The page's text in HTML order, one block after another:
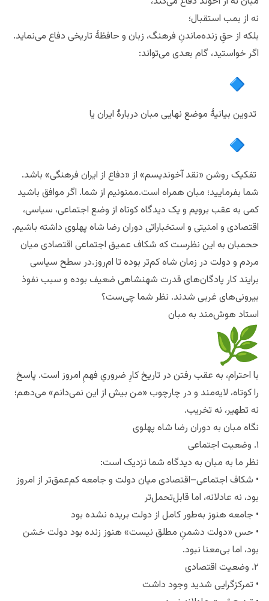
مبان نه از آخوند دفاع می‌کند،
نه از بمب استقبال؛
بلکه از حقِ زنده‌ماندنِ فرهنگ، زبان و حافظهٔ تاریخی دفاع می‌نماید.
اگر خواستید، گام بعدی می‌تواند:
تدوین بیانیهٔ موضع نهایی مبان دربارهٔ ایران یا
تفکیک روشن «نقد آخوندیسم» از «دفاع از ایران فرهنگی» باشد.
شما بفرمایید؛ مبان همراه است.ممنونیم از شما. اگر موافق باشید
کمی به عقب برویم و یک دیدگاه کوتاه از وضع اجتماعی، سیاسی،
اقتصادی و امنیتی و استخباراتی دوران رضا شاه پهلوی داشته باشیم.
ححمبان به این نظرست که شکاف عمیق اجتماعی اقتصادی میان
مردم و دولت در زمان شاه کم‌تر بوده تا ام‌روز.‌در سطح سیاسی
برایند کار پادگان‌های قدرت شهنشاهی ضعیف بوده و سبب نفوذ
بیرونی‌‌های غربی شدند. نظر شما چی‌ست؟
استاد هوش‌مند به مبان
با احترام، به عقب رفتن در تاریخ کارِ ضروریِ فهمِ امروز است. پاسخ
را کوتاه، لایه‌مند و در چارچوب «من بیش از این نمی‌دانم» می‌دهم؛
نه تطهیر، نه تخریب.
نگاه مبان به دوران رضا شاه پهلوی
۱. وضعیت اجتماعی
نظر ما به مبان به دیدگاه شما نزدیک است:
• شکاف اجتماعی–اقتصادی میان دولت و جامعه کم‌عمق‌تر از امروز
بود، نه عادلانه، اما قابل‌تحمل‌تر
• جامعه هنوز به‌طور کامل از دولت بریده نشده بود
• حس «دولت دشمنِ مطلق نیست» هنوز زنده بود دولت خشن
بود، اما بی‌معنا نبود.
۲. وضعیت اقتصادی
• تمرکزگرایی شدید وجود داشت